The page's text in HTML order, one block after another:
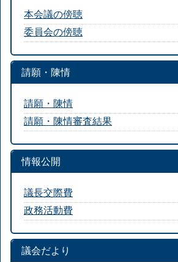
本会議の傍聴
委員会の傍聴
請願・陳情
請願・陳情
請願・陳情審査結果
情報公開
議長交際費
政務活動費
議会だより